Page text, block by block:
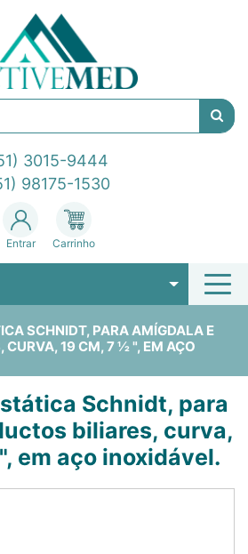
3015-9444
98175-1530
Entrar Carrinho
SCHNIDT, PARA AMÍGDALA E
CURVA, 19 CM, 7 ½ ", EM AÇO
Schnidt, para
biliares, curva,
em aço inoxidável.